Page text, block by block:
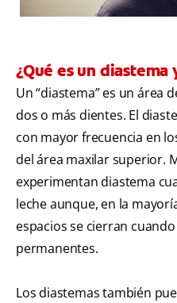
¿Qué es un
Un “diastema” es un área
dos o más dientes. El
con mayor frecuencia en
del área maxilar superior.
experimentan diastema
leche aunque, en la
espacios se cierran
permanentes.
Los diastemas también